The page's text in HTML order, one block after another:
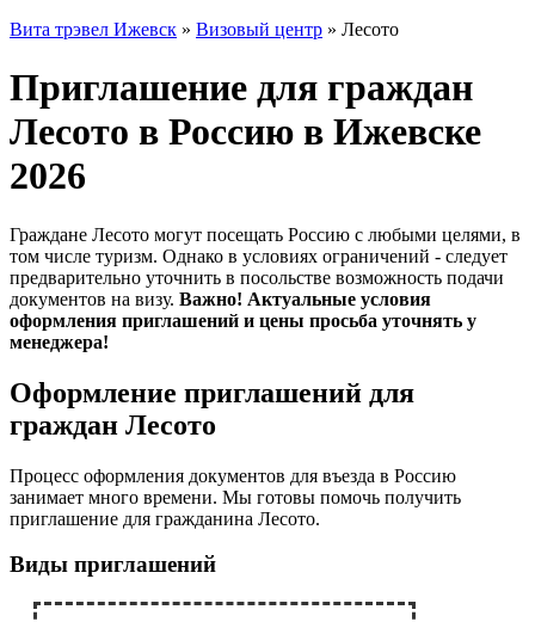
Вита трэвел Ижевск » Визовый центр » Лесото
Приглашение для граждан
Лесото в Россию в Ижевске
2026
Граждане Лесото могут посещать Россию с любыми целями, в
том числе туризм. Однако в условиях ограничений - следует
предварительно уточнить в посольстве возможность подачи
документов на визу. Важно! Актуальные условия
оформления приглашений и цены просьба уточнять у
менеджера!
Оформление приглашений для
граждан Лесото
Процесс оформления документов для въезда в Россию
занимает много времени. Мы готовы помочь получить
приглашение для гражданина Лесото.
Виды приглашений